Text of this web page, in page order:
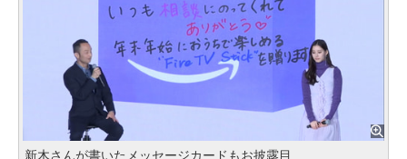
新木さんが書いたメッセージカードもお披露目